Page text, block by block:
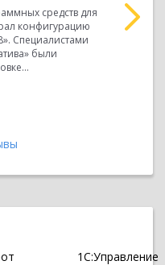
средств для
конфигурацию
Специалистами
были
1С:Управление